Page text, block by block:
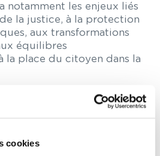
cookies
notamment les enjeux liés
la justice, à la protection
aux transformations
équilibres
la place du citoyen dans la
journées, les conférences
et aux contours de l’État